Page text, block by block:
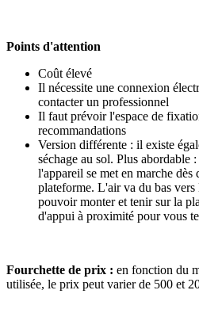
Points d'attention
Coût élevé
Il nécessite une connexion
contacter un professionnel
Il faut prévoir l'espace de
recommandations
Version différente : il existe
séchage au sol. Plus
l'appareil se met en marche dès
plateforme. L'air va du bas
pouvoir monter et tenir sur la
d'appui à proximité pour vous
Fourchette de prix : en fonction du
utilisée, le prix peut varier de 500 et